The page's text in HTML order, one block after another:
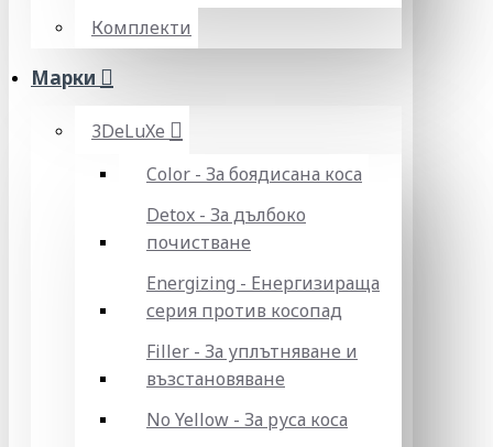
Комплекти
Марки
3DeLuXe
Color - За боядисана коса
Detox - За дълбоко
почистване
Energizing - Енергизираща
серия против косопад
Filler - За уплътняване и
възстановяване
No Yellow - За руса коса